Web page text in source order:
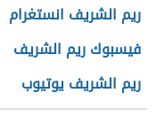
ريم الشريف انستغرام
فيسبوك ريم الشريف
ريم الشريف يوتيوب